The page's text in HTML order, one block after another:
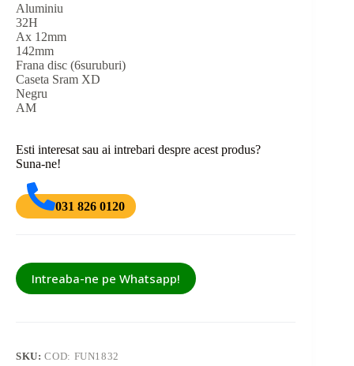
Aluminiu
32H
Ax 12mm
142mm
Frana disc (6suruburi)
Caseta Sram XD
Negru
AM
Esti interesat sau ai intrebari despre acest produs?
Suna-ne!
031 826 0120
Intreaba-ne pe Whatsapp!
SKU:COD: FUN1832